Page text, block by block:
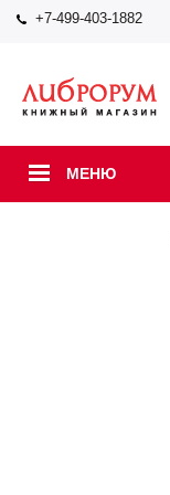
+7-499-403-1882
МЕНЮ